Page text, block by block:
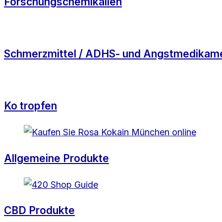
Schmerzmittel / ADHS- und
Ko tropfen
Allgemeine Produkte
CBD Produkte